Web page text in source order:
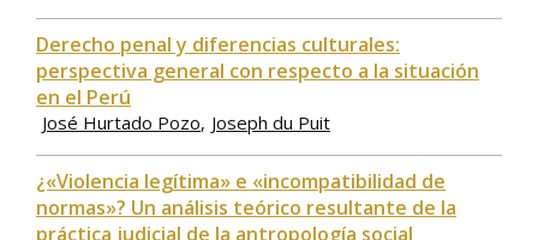
Derecho penal y diferencias culturales:
perspectiva general con respecto a la situación
en el Perú
José Hurtado Pozo Joseph du Puit
¿«Violencia legítima» e «incompatibilidad de
normas»? Un análisis teórico resultante de la
práctica judicial de la antropología social